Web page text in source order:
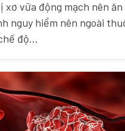
xơ vữa động mạch nên
nguy hiểm nên ngoài
độ...